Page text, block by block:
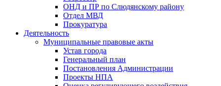
ОНД и ПР по Слюдянскому району
Отдел МВД
Прокуратура
Деятельность
Муниципальные правовые акты
Устав города
Генеральный план
Постановления Администрации
Проекты НПА